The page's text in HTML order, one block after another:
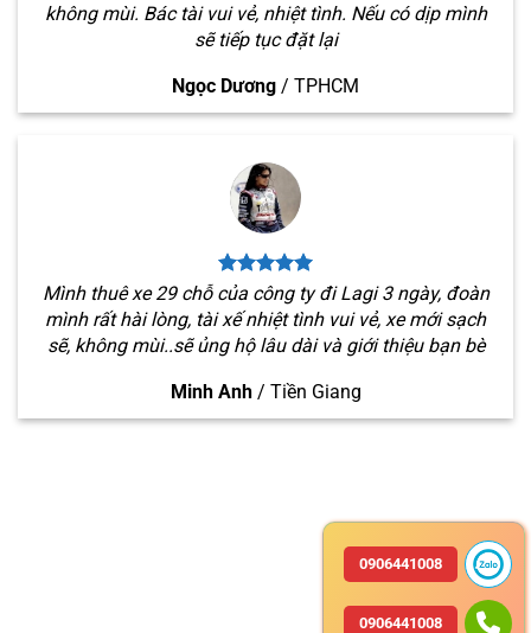
không mùi. Bác tài vui vẻ, nhiệt tình. Nếu có dịp mình
sẽ tiếp tục đặt lại
Ngọc Dương / TPHCM
Mình thuê xe 29 chỗ của công ty đi Lagi 3 ngày, đoàn
mình rất hài lòng, tài xế nhiệt tình vui vẻ, xe mới sạch
sẽ, không mùi..sẽ ủng hộ lâu dài và giới thiệu bạn bè
Minh Anh / Tiền Giang
0906441008
0906441008